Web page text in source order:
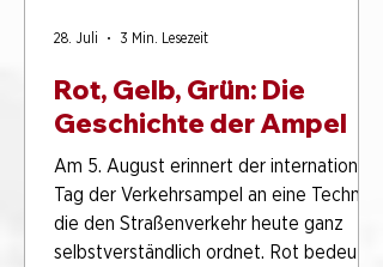
Rot, Gelb, Grün: Die
Geschichte der Ampel
Am 5. August erinnert der internationale
Tag der Verkehrsampel an eine Technik,
die den Straßenverkehr heute ganz
selbstverständlich ordnet. Rot bedeutet
28. Juli 3 Min. Lesezeit